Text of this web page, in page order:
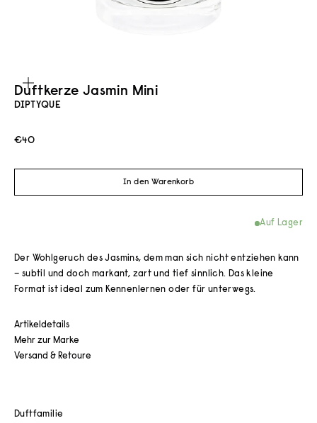
Duftfamilie
Bild vergrößern
Duftkerze Jasmin Mini
DIPTYQUE
Angebot
€40
In den Warenkorb
Auf Lager
Der Wohlgeruch des Jasmins, dem man sich nicht entziehen kann
– subtil und doch markant, zart und tief sinnlich. Das kleine
Format ist ideal zum Kennenlernen oder für unterwegs.
Artikeldetails
Mehr zur Marke
Versand & Retoure